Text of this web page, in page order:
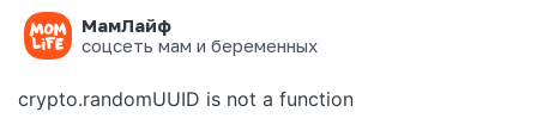
МамЛайф
соцсеть мам и беременных
Ошибка на странице
crypto.randomUUID is not a function